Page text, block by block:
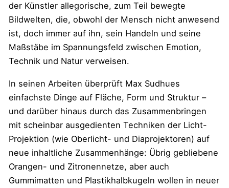
der Künstler allegorische, zum Teil bewegte
Bildwelten, die, obwohl der Mensch nicht anwesend
ist, doch immer auf ihn, sein Handeln und seine
Maßstäbe im Spannungsfeld zwischen Emotion,
Technik und Natur verweisen.
In seinen Arbeiten überprüft Max Sudhues
einfachste Dinge auf Fläche, Form und Struktur –
und darüber hinaus durch das Zusammenbringen
mit scheinbar ausgedienten Techniken der Licht-
Projektion (wie Oberlicht- und Diaprojektoren) auf
neue inhaltliche Zusammenhänge: Übrig gebliebene
Orangen- und Zitronennetze, aber auch
Gummimatten und Plastikhalbkugeln wollen in neuer